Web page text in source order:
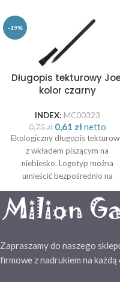
-19%
Długopis tekturowy
kolor czarny
INDEX: MC00323
0,75zł 0,61 złnetto
Ekologiczny długopis
z wkładem piszącym na
niebiesko. Logotyp można
umieścić bezpośrednio na
Zapraszamy do naszego
firmowe z nadrukiem na